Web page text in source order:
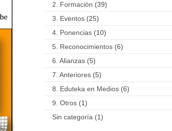
2. Formación (39)
3. Eventos (25)
4. Ponencias (10)
5. Reconocimientos (6)
6. Alianzas (5)
7. Anteriores (5)
8. Eduteka en Medios (6)
9. Otros (1)
Sin categoría (1)